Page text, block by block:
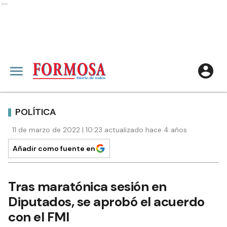
Ads
POLÍTICA
11 de marzo de 2022 | 10:23 actualizado hace 4 años
Añadir como fuente en
Tras maratónica sesión en
Diputados, se aprobó el acuerdo
con el FMI